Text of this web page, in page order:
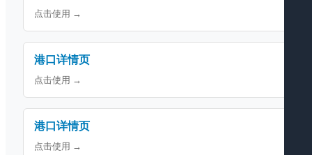
点击使用 →
港口详情页
点击使用 →
港口详情页
点击使用 →